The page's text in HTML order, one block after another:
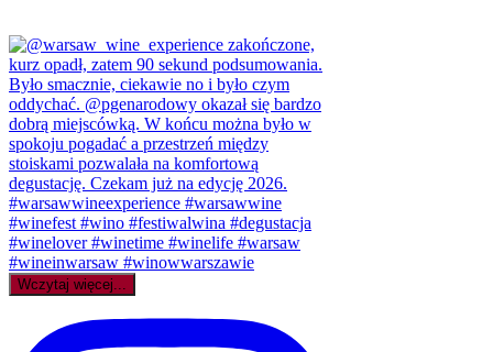
Wczytaj więcej...